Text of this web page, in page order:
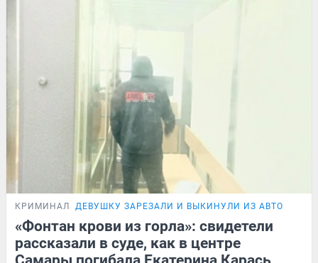
КРИМИНАЛ ДЕВУШКУ ЗАРЕЗАЛИ И ВЫКИНУЛИ ИЗ АВТО
«Фонтан крови из горла»: свидетели
рассказали в суде, как в центре